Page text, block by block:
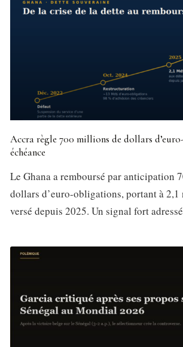
Accra règle 700 millions de dollars
échéance
Le Ghana a remboursé par anticipation
dollars d’euro-obligations, portant à
versé depuis 2025. Un signal fort